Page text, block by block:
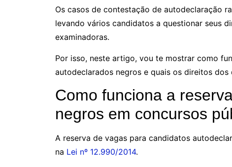
Os casos de contestação de autodeclaração
levando vários candidatos a questionar seus
examinadoras.
Por isso, neste artigo, vou te mostrar como
autodeclarados negros e quais os direitos
Como funciona a
negros em concursos
A reserva de vagas para candidatos
na Lei nº 12.990/2014.